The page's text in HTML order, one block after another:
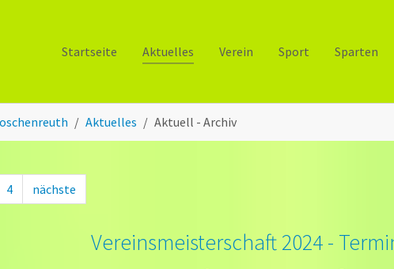
Startseite Aktuelles Verein Sport Sparten
Aktuelles Aktuell - Archiv
4 nächste
Vereinsmeisterschaft 2024 -